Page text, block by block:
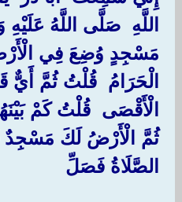
اللَّهِ ‏ ‏صَلَّى اللَّهُ
مَسْجِدٍ وُضِعَ فِي
الْحَرَامُ ‏ ‏قُلْتُ ثُمَّ أَيٌّ
الْأَقْصَى ‏ ‏قُلْتُ كَمْ
ثُمَّ الْأَرْضُ لَكَ مَسْجِدٌ
الصَّلَاةُ فَصَلِّ ‏